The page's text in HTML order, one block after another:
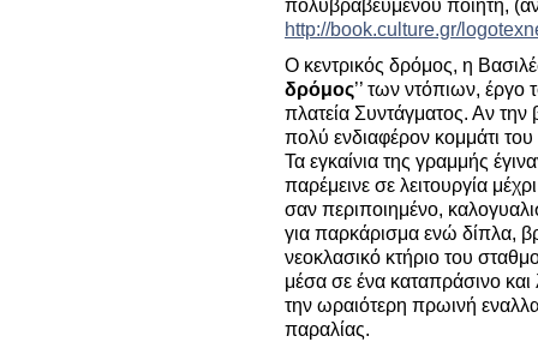
πολυβραβευμένου ποιητή,
http://book.culture.gr/
Ο κεντρικός δρόμος, η
δρόμος’’ των ντόπιων, έργο
πλατεία Συντάγματος. Αν την
πολύ ενδιαφέρον κομμάτι
Τα εγκαίνια της γραμμής
παρέμεινε σε λειτουργία
σαν περιποιημένο,
για παρκάρισμα ενώ δίπλα,
νεοκλασικό κτήριο του
μέσα σε ένα καταπράσινο
την ωραιότερη πρωινή
παραλίας.